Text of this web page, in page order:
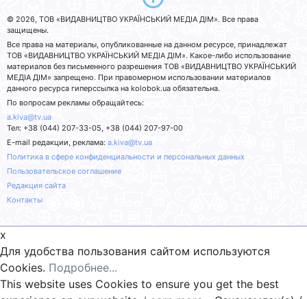
© 2026, ТОВ «ВИДАВНИЦТВО УКРАЇНСЬКИЙ МЕДІА ДІМ». Все права
защищены.
Все права на материалы, опубликованные на данном ресурсе, принадлежат
ТОВ «ВИДАВНИЦТВО УКРАЇНСЬКИЙ МЕДІА ДІМ». Какое-либо использование
материалов без письменного разрешения ТОВ «ВИДАВНИЦТВО УКРАЇНСЬКИЙ
МЕДІА ДІМ» запрещено. При правомерном использовании материалов
данного ресурса гиперссылка на kolobok.ua обязательна.
По вопросам рекламы обращайтесь:
a.kiva@tv.ua
Тел: +38 (044) 207-33-05, +38 (044) 207-97-00
E-mail редакции, реклама: a.kiva@tv.ua
Политика в сфере конфиденциальности и персональных данных
Пользовательское соглашение
Редакция сайта
Контакты
x
Для удобства пользования сайтом используются
Cookies. Подробнее...
This website uses Cookies to ensure you get the best